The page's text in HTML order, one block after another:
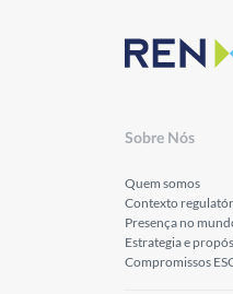
Sobre Nós
Quem somos
Contexto
Presença no
Estrategia e
Compromissos